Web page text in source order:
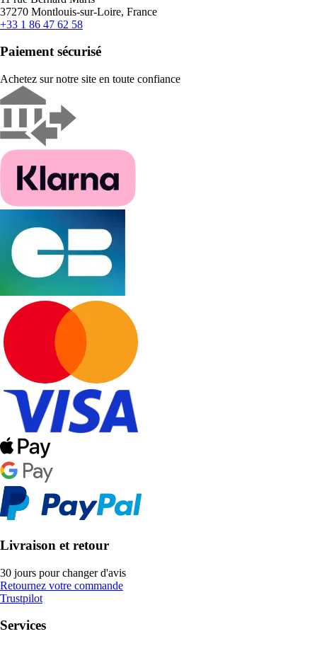
37270 Montlouis-sur-Loire, France
+33 1 86 47 62 58
Paiement sécurisé
Achetez sur notre site en toute confiance
Livraison et retour
30 jours pour changer d'avis
Retournez votre commande
Trustpilot
Services